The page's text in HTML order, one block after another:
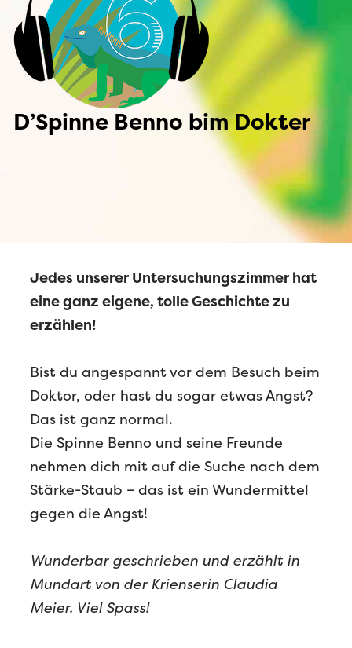
D’Spinne Benno bim Dokter
Jedes unserer Untersuchungszimmer hat
eine ganz eigene, tolle Geschichte zu
erzählen!
Bist du angespannt vor dem Besuch beim
Doktor, oder hast du sogar etwas Angst?
Das ist ganz normal.
Die Spinne Benno und seine Freunde
nehmen dich mit auf die Suche nach dem
Stärke-Staub – das ist ein Wundermittel
gegen die Angst!
Wunderbar geschrieben und erzählt in
Mundart von der Krienserin Claudia
Meier. Viel Spass!